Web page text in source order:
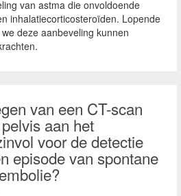
van astma die onvoldoende
inhalatiecorticosteroïden. Lopende
deze aanbeveling kunnen
van een CT-scan
aan het
voor de detectie
episode van spontane